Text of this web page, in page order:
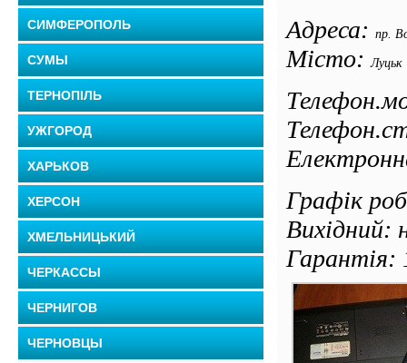
СИМФЕРОПОЛЬ
СУМЫ
ТЕРНОПІЛЬ
УЖГОРОД
ХАРЬКОВ
ХЕРСОН
ХМЕЛЬНИЦЬКИЙ
ЧЕРКАССЫ
ЧЕРНИГОВ
ЧЕРНОВЦЫ
Адреса: пр.
Місто:Луцьк
Графік
Вихідний:
Гарантія: